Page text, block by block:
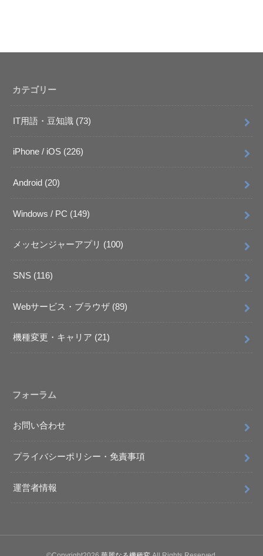
カテゴリー
IT用語・豆知識 (73)
iPhone / iOS (226)
Android (20)
Windows / PC (149)
メッセンジャーアプリ (100)
SNS (116)
Webサービス・ブラウザ (89)
機種変更・キャリア (21)
フォーラム
お問い合わせ
プライバシーポリシー・免責事項
運営者情報